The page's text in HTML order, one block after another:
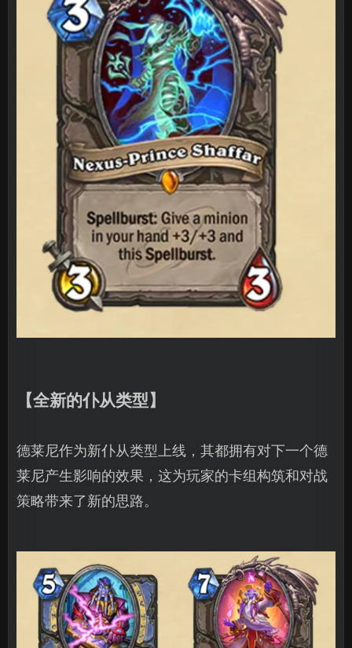
【全新的仆从类型】
德莱尼作为新仆从类型上线，其都拥有对下一个德
莱尼产生影响的效果，这为玩家的卡组构筑和对战
策略带来了新的思路。